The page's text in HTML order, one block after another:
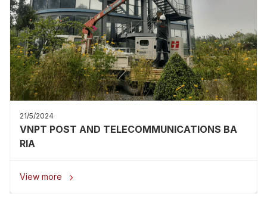
21/5/2024
VNPT POST AND TELECOMMUNICATIONS BA
RIA
View more 